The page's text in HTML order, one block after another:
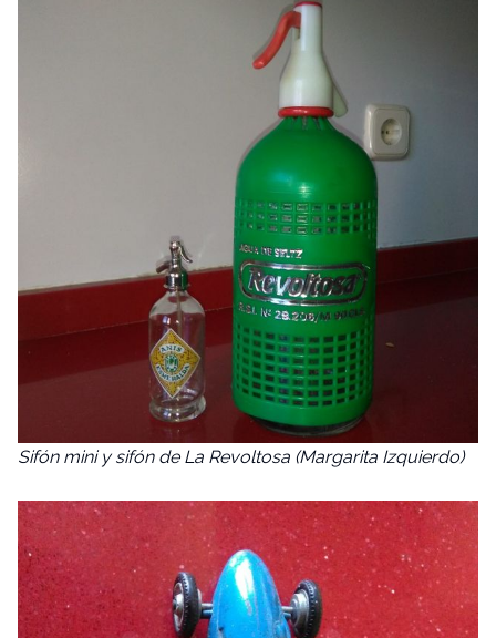
Sifón mini y sifón de La Revoltosa (Margarita Izquierdo)